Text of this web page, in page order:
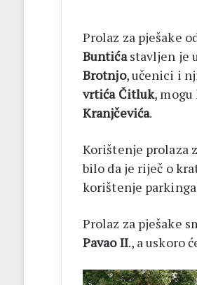
Prolaz za pješake
Buntićastavljen je
Brotnjo, učenici i
vrtića Čitluk,
Kranjčevića.
Korištenje prolaza
bilo da je riječ o
korištenje
Prolaz za pješake
Pavao II., a uskoro